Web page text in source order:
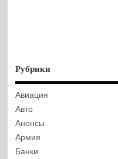
Рубрики
Авиация
Авто
Анонсы
Армия
Банки